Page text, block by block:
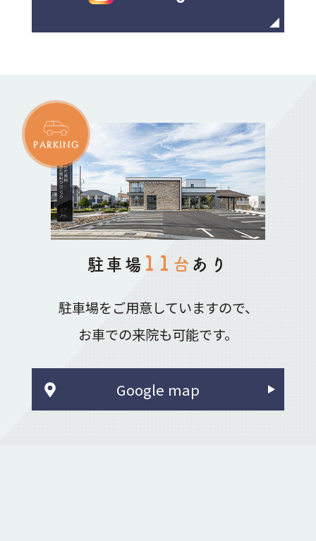
PARKING
駐車場 11 台 あり
駐車場をご用意していますので、
お車での来院も可能です。
Google map